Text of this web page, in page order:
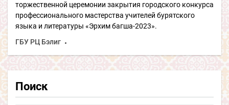
торжественной церемонии закрытия городского конкурса
профессионального мастерства учителей бурятского
языка и литературы «Эрхим багша-2023».
ГБУ РЦ Бэлиг
Поиск